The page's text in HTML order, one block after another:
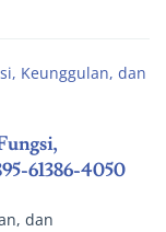
61386-4050
dan